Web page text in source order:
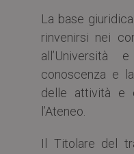
La base
rinvenirsi nei
conoscenza e
delle attività e
l’Ateneo.
Il Titolare del